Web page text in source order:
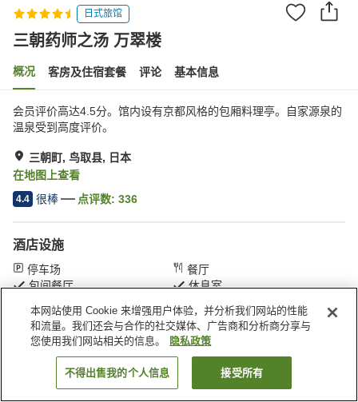
日式旅馆
三朝药师之汤 万翠楼
概况 客房及住宿套餐 评论 基本信息
会员评价高达4.5分。馆内设有京都风格的包厢料理亭。自家源泉的
温泉受到高度评价。
三朝町, 鸟取县, 日本
在地图上查看
4.4 很棒 点评数: 336
酒店设施
停车场
餐厅
包间餐厅
休息室
首页 日本 鸟取县 三朝町 三朝药师之汤 万翠楼
搜索客房
本网站使用 Cookie 来增强用户体验，并分析我们网站的性能
和流量。我们还会与合作的社交媒体、广告商和分析商分享与
您使用我们网站相关的信息。
隐私政策
不得出售我的个人信息 接受所有